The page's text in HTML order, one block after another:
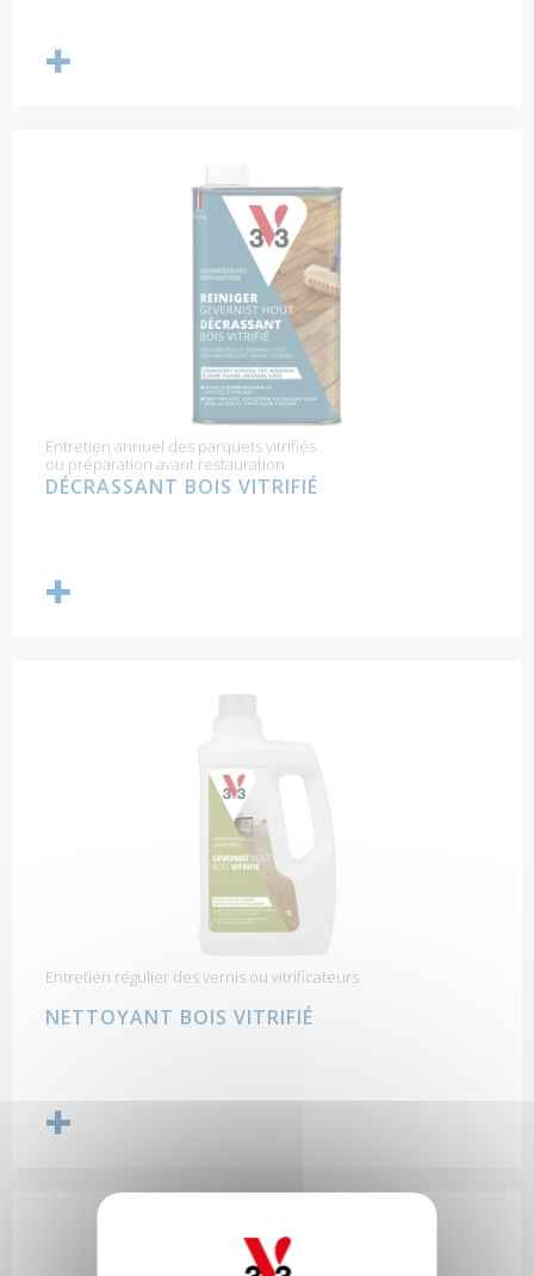
Entretien annuel des parquets vitrifiés
ou préparation avant restauration
DÉCRASSANT BOIS VITRIFIÉ
Entretien régulier des vernis ou vitrificateurs
NETTOYANT BOIS VITRIFIÉ